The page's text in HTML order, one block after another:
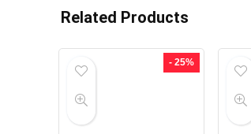
Related Products
- 25%